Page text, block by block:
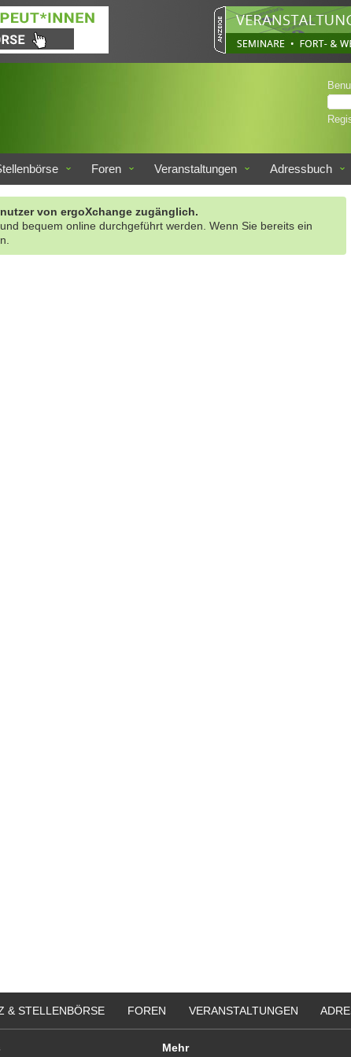
Foren Veranstaltungen Adressbuch
von ergoXchange zugänglich.
bequem online durchgeführt werden. Wenn Sie bereits ein
& STELLENBÖRSE FOREN VERANSTALTUNGEN
Mehr